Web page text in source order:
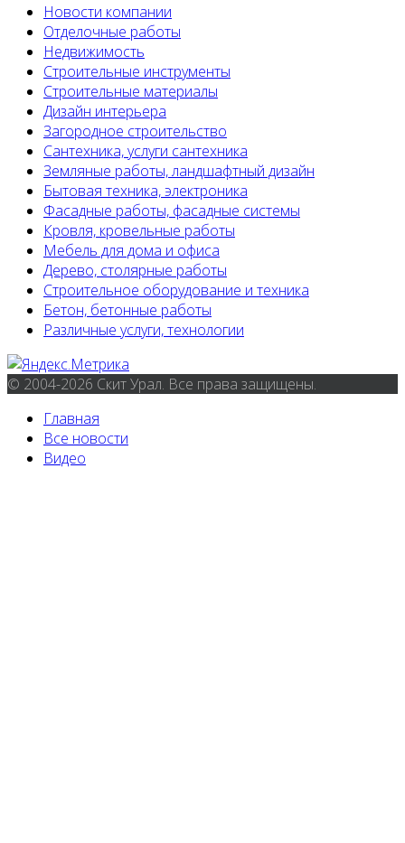
Новости компании
Отделочные работы
Недвижимость
Строительные инструменты
Строительные материалы
Дизайн интерьера
Загородное строительство
Сантехника, услуги сантехника
Земляные работы, ландшафтный дизайн
Бытовая техника, электроника
Фасадные работы, фасадные системы
Кровля, кровельные работы
Мебель для дома и офиса
Дерево, столярные работы
Строительное оборудование и техника
Бетон, бетонные работы
Различные услуги, технологии
© 2004-2026 Скит Урал. Все права защищены.
Главная
Все новости
Видео